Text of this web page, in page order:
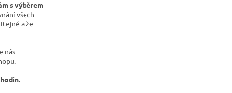
s výběrem
všech
a že
nás